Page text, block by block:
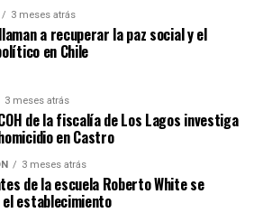
3 meses atrás
a recuperar la paz social y el
en Chile
3 meses atrás
de la fiscalía de Los Lagos investiga
en Castro
3 meses atrás
de la escuela Roberto White se
establecimiento